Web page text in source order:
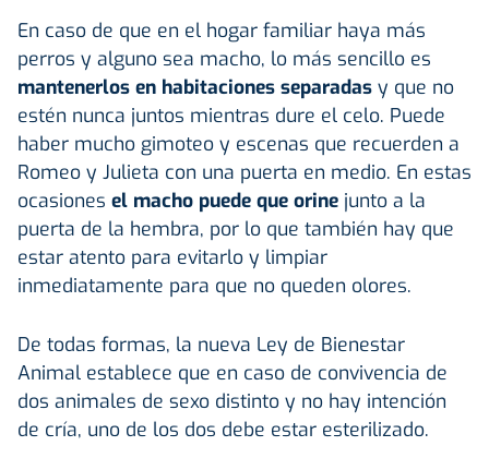
En caso de que en el hogar familiar haya más
perros y alguno sea macho, lo más sencillo es
mantenerlos en habitaciones separadas y que no
estén nunca juntos mientras dure el celo. Puede
haber mucho gimoteo y escenas que recuerden a
Romeo y Julieta con una puerta en medio. En estas
ocasiones el macho puede que orine junto a la
puerta de la hembra, por lo que también hay que
estar atento para evitarlo y limpiar
inmediatamente para que no queden olores.
De todas formas, la nueva Ley de Bienestar
Animal establece que en caso de convivencia de
dos animales de sexo distinto y no hay intención
de cría, uno de los dos debe estar esterilizado.